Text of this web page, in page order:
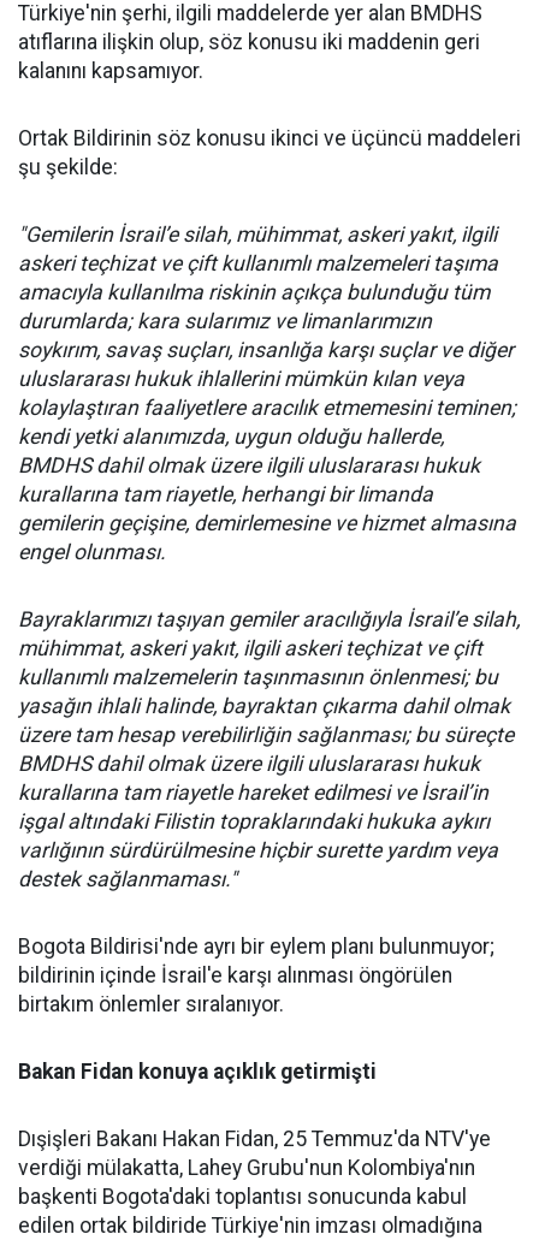
Türkiye'nin şerhi, ilgili maddelerde yer alan BMDHS
atıflarına ilişkin olup, söz konusu iki maddenin geri
kalanını kapsamıyor.
Ortak Bildirinin söz konusu ikinci ve üçüncü maddeleri
şu şekilde:
"Gemilerin İsrail’e silah, mühimmat, askeri yakıt, ilgili
askeri teçhizat ve çift kullanımlı malzemeleri taşıma
amacıyla kullanılma riskinin açıkça bulunduğu tüm
durumlarda; kara sularımız ve limanlarımızın
soykırım, savaş suçları, insanlığa karşı suçlar ve diğer
uluslararası hukuk ihlallerini mümkün kılan veya
kolaylaştıran faaliyetlere aracılık etmemesini teminen;
kendi yetki alanımızda, uygun olduğu hallerde,
BMDHS dahil olmak üzere ilgili uluslararası hukuk
kurallarına tam riayetle, herhangi bir limanda
gemilerin geçişine, demirlemesine ve hizmet almasına
engel olunması.
Bayraklarımızı taşıyan gemiler aracılığıyla İsrail’e silah,
mühimmat, askeri yakıt, ilgili askeri teçhizat ve çift
kullanımlı malzemelerin taşınmasının önlenmesi; bu
yasağın ihlali halinde, bayraktan çıkarma dahil olmak
üzere tam hesap verebilirliğin sağlanması; bu süreçte
BMDHS dahil olmak üzere ilgili uluslararası hukuk
kurallarına tam riayetle hareket edilmesi ve İsrail’in
işgal altındaki Filistin topraklarındaki hukuka aykırı
varlığının sürdürülmesine hiçbir surette yardım veya
destek sağlanmaması."
Bogota Bildirisi'nde ayrı bir eylem planı bulunmuyor;
bildirinin içinde İsrail'e karşı alınması öngörülen
birtakım önlemler sıralanıyor.
Bakan Fidan konuya açıklık getirmişti
Dışişleri Bakanı Hakan Fidan, 25 Temmuz'da NTV'ye
verdiği mülakatta, Lahey Grubu'nun Kolombiya'nın
başkenti Bogota'daki toplantısı sonucunda kabul
edilen ortak bildiride Türkiye'nin imzası olmadığına